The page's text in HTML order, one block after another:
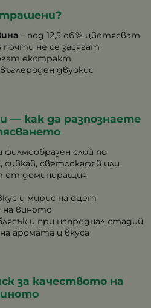
– под 12,5 об.% цветясват
почти не се засягат
екстракт
двуокис
— как да разпознаете
слой по
светлокафяв или
от доминиращия
и мирис на оцет
виното
и при напреднал стадий
аромата и вкуса
за качеството на